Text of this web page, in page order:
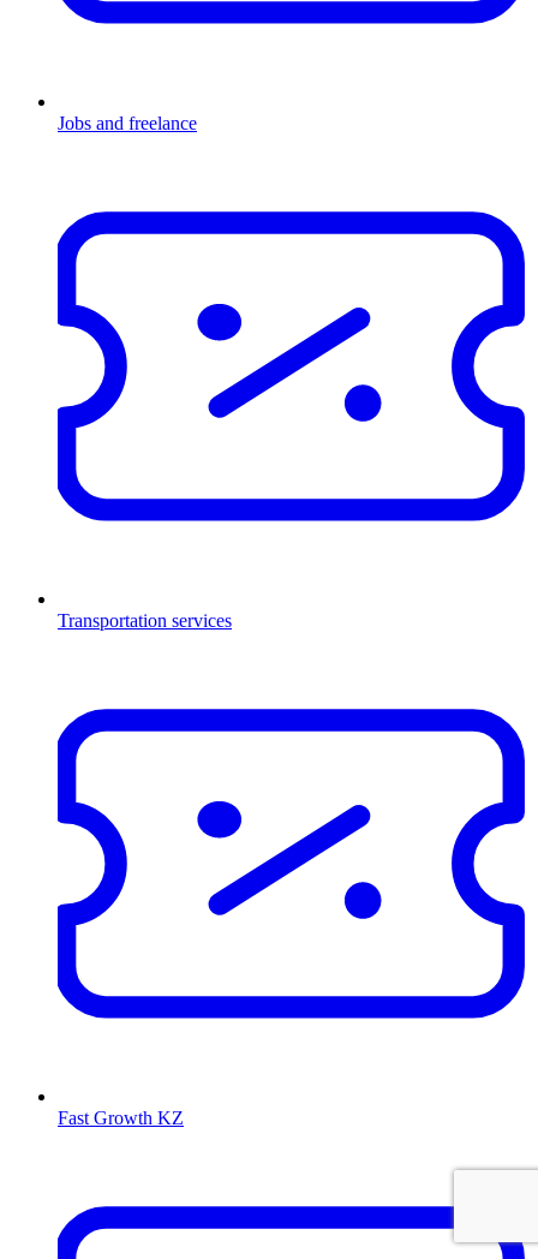
Jobs and freelance
Transportation services
Fast Growth KZ